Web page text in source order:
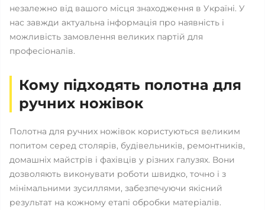
незалежно від вашого місця знаходження в Україні. У
нас завжди актуальна інформація про наявність і
можливість замовлення великих партій для
професіоналів.
Кому підходять полотна для
ручних ножівок
Полотна для ручних ножівок користуються великим
попитом серед столярів, будівельників, ремонтників,
домашніх майстрів і фахівців у різних галузях. Вони
дозволяють виконувати роботи швидко, точно і з
мінімальними зусиллями, забезпечуючи якісний
результат на кожному етапі обробки матеріалів.